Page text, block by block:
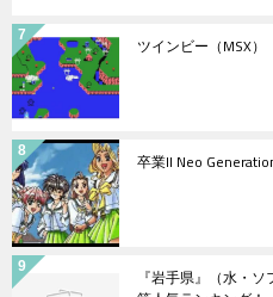
ツインビー（MSX）
卒業II Neo
『岩手県』（水・